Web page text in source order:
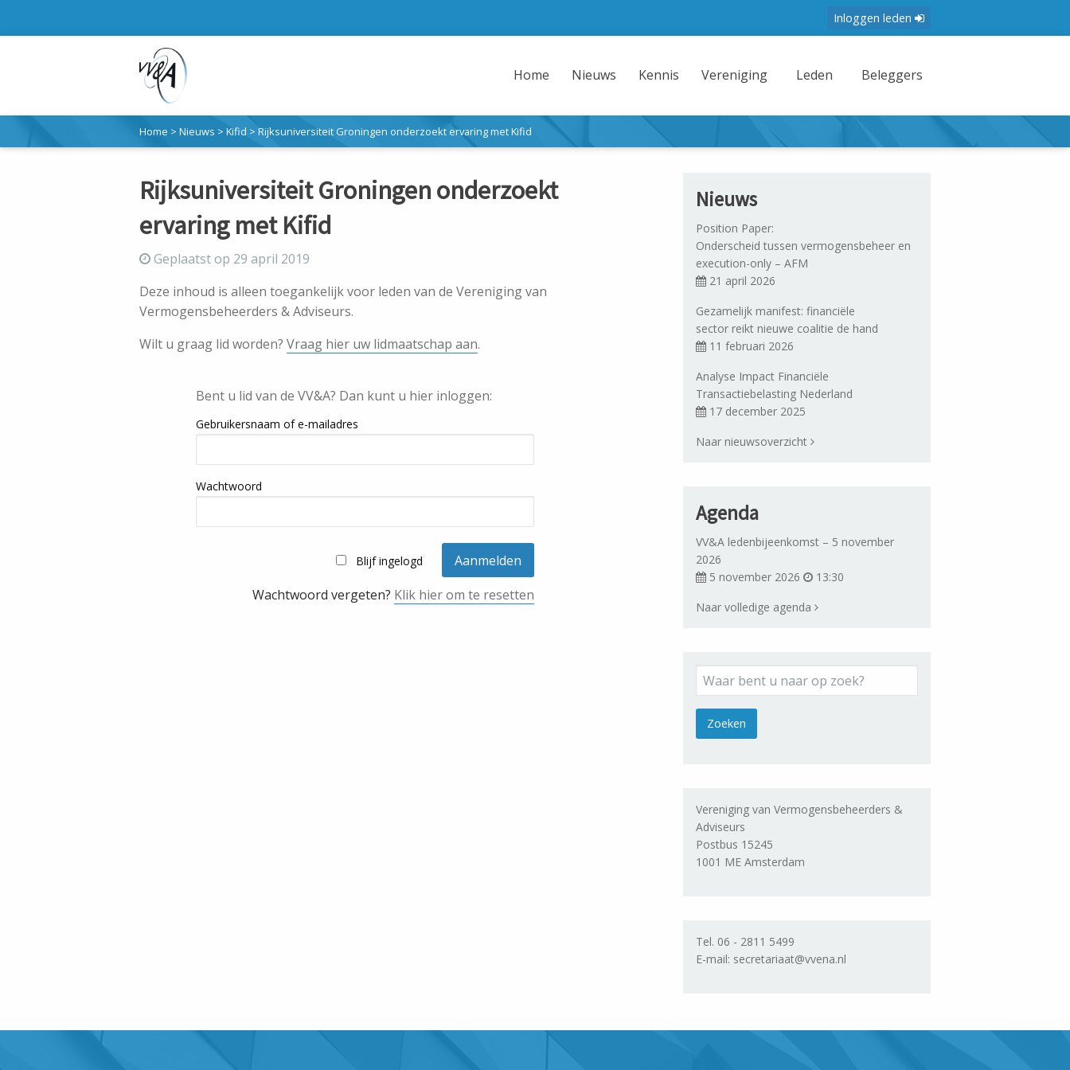
Inloggen leden
Home Nieuws Kennis Vereniging Leden Beleggers
Home > Nieuws > Kifid > Rijksuniversiteit Groningen onderzoekt ervaring met Kifid
Rijksuniversiteit Groningen onderzoekt
ervaring met Kifid
Geplaatst op 29 april 2019
Deze inhoud is alleen toegankelijk voor leden van de Vereniging van
Vermogensbeheerders & Adviseurs.
Wilt u graag lid worden? Vraag hier uw lidmaatschap aan.
Bent u lid van de VV&A? Dan kunt u hier inloggen:
Gebruikersnaam of e-mailadres
Wachtwoord
Blijf ingelogd
Wachtwoord vergeten? Klik hier om te resetten
Nieuws
Position Paper:
Onderscheid tussen vermogensbeheer en
execution-only – AFM
21 april 2026
Gezamelijk manifest: financiële
sector reikt nieuwe coalitie de hand
11 februari 2026
Analyse Impact Financiële
Transactiebelasting Nederland
17 december 2025
Naar nieuwsoverzicht
Agenda
VV&A ledenbijeenkomst – 5 november
2026
5 november 2026
13:30
Naar volledige agenda
Vereniging van Vermogensbeheerders &
Adviseurs
Postbus 15245
1001 ME Amsterdam
Tel. 06 - 2811 5499
E-mail: secretariaat@vvena.nl